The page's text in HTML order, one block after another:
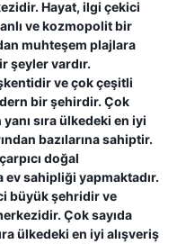
Hayat, ilgi çekici
ve kozmopolit bir
muhteşem plajlara
şeyler vardır.
ve çok çeşitli
bir şehirdir. Çok
yanı sıra ülkedeki en iyi
bazılarına sahiptir.
doğal
ev sahipliği yapmaktadır.
büyük şehridir ve
Çok sayıda
ülkedeki en iyi alışveriş